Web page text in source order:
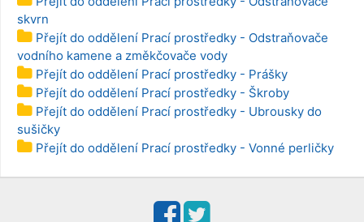
skvrn
Přejít do oddělení Prací prostředky - Odstraňovače
vodního kamene a změkčovače vody
Přejít do oddělení Prací prostředky - Prášky
Přejít do oddělení Prací prostředky - Škroby
Přejít do oddělení Prací prostředky - Ubrousky do
sušičky
Přejít do oddělení Prací prostředky - Vonné perličky